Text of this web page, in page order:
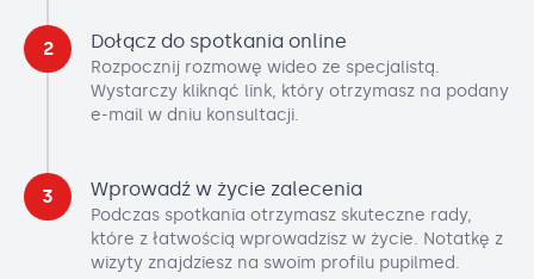
2 Dołącz do spotkania online
Rozpocznij rozmowę wideo ze specjalistą.
Wystarczy kliknąć link, który otrzymasz na podany
e-mail w dniu konsultacji.
3 Wprowadź w życie zalecenia
Podczas spotkania otrzymasz skuteczne rady,
które z łatwością wprowadzisz w życie. Notatkę z
wizyty znajdziesz na swoim profilu pupilmed.